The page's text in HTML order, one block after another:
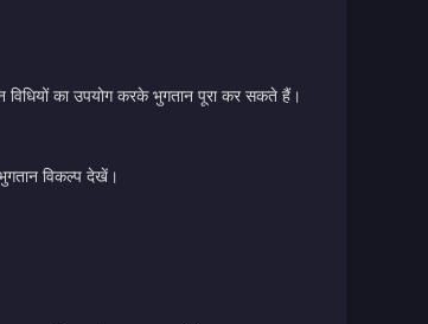
का उपयोग करके भुगतान पूरा कर सकते हैं।
विकल्प देखें।